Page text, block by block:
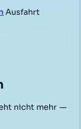
Ausfahrt
nicht mehr —